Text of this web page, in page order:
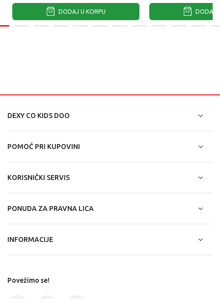
DODAJ U KORPU DODAJ
DEXY CO KIDS DOO
POMOĆ PRI KUPOVINI
KORISNIČKI SERVIS
PONUDA ZA PRAVNA LICA
INFORMACIJE
Povežimo se!